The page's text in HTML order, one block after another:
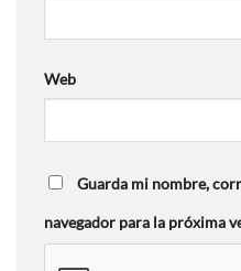
Web
Guarda mi nombre,
navegador para la próxima